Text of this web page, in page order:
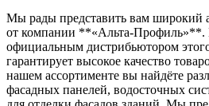
Мы рады представить вам широкий
от компании **«Альта-Профиль»**.
официальным дистрибьютором
гарантирует высокое качество
нашем ассортименте вы найдёте
фасадных панелей, водосточных